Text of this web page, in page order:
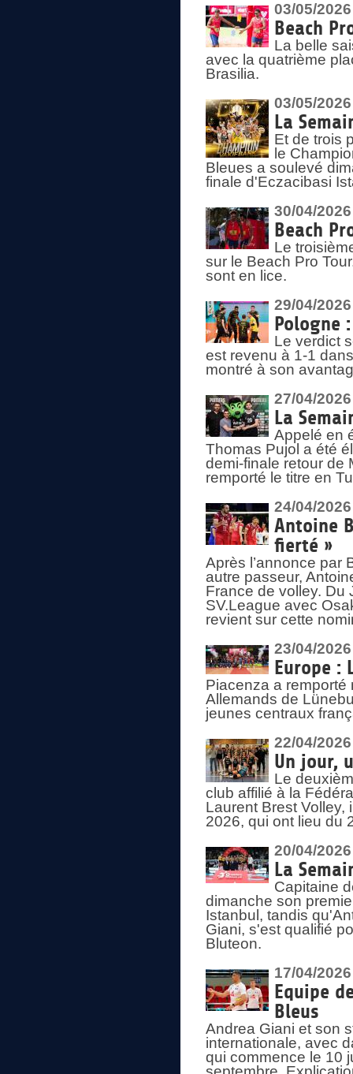
03/05/2026
Beach
La belle
avec la quatrième
Brasilia.
03/05/2026
La
Et de trois
le
Bleues a soulevé
finale d'Eczacibasi
30/04/2026
Beach
Le
sur le Beach Pro
sont en lice.
29/04/2026
Pologne
Le verdict
est revenu à 1-1
montré à son
27/04/2026
La
Appelé en
Thomas Pujol a été
demi-finale retour de
remporté le titre en
24/04/2026
Antoine
fierté »
Après l’annonce par
autre passeur,
France de volley. Du
SV.League avec
revient sur cette
23/04/2026
Europe :
Piacenza a remporté
Allemands de
jeunes centraux
22/04/2026
Un jour,
Le
club affilié à la
Laurent Brest Volley,
2026, qui ont lieu du
20/04/2026
La
Capitaine
dimanche son
Istanbul, tandis
Giani, s'est qualifié
Bluteon.
17/04/2026
Equipe
Bleus
Andrea Giani et son
internationale, avec
qui commence le 10